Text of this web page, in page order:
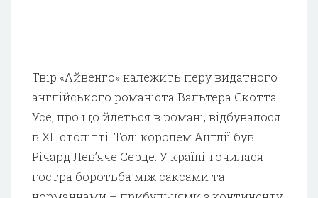
Твір «Айвенго» належить перу видатного
англійського романіста Вальтера Скотта.
Усе, про що йдеться в романі, відбувалося
в XII столітті. Тоді королем Англії був
Річард Лев’яче Серце. У країні точилася
гостра боротьба між саксами та